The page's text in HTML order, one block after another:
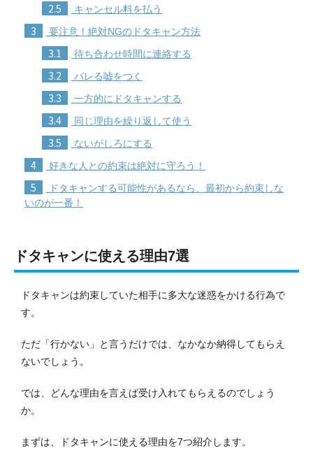
2.5 キャンセル料を払う
3 要注意！絶対NGのドタキャン方法
3.1 待ち合わせ時間に連絡する
3.2 バレる嘘をつく
3.3 一方的にドタキャンする
3.4 同じ理由を繰り返して使う
3.5 ないがしろにする
4 好きな人との約束は絶対に守ろう！
5
ドタキャンする可能性があるなら、最初から約束しな
いのが一番！
ドタキャンに使える理由7選
ドタキャンは約束していた相手に多大な迷惑をかける行為で
す。
ただ「行かない」と言うだけでは、なかなか納得してもらえ
ないでしょう。
では、どんな理由を言えば受け入れてもらえるのでしょう
か。
まずは、ドタキャンに使える理由を7つ紹介します。